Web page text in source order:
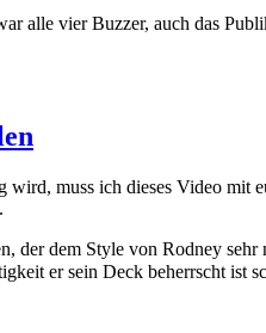
alle vier Buzzer, auch das
wird, muss ich dieses Video
der dem Style von Rodney
er sein Deck beherrscht ist